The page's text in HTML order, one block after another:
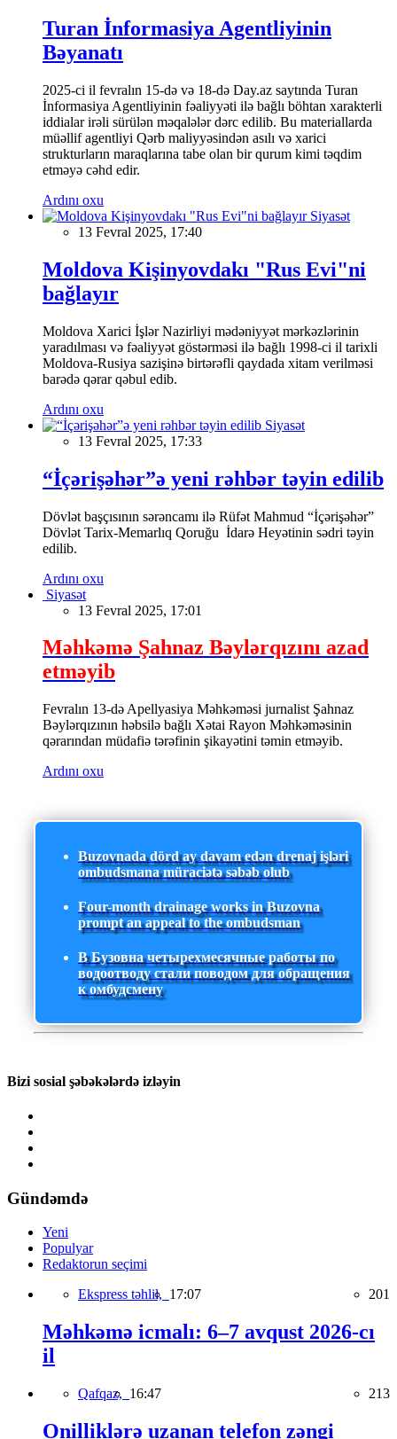
Turan İnformasiya Agentliyinin
Bəyanatı
2025-ci il fevralın 15-də və 18-də Day.az saytında Turan
İnformasiya Agentliyinin fəaliyyəti ilə bağlı böhtan xarakterli
iddialar irəli sürülən məqalələr dərc edilib. Bu materiallarda
müəllif agentliyi Qərb maliyyəsindən asılı və xarici
strukturların maraqlarına tabe olan bir qurum kimi təqdim
etməyə cəhd edir.
Ardını oxu
Siyasət
13 Fevral 2025, 17:40
Moldova Kişinyovdakı "Rus Evi"ni
bağlayır
Moldova Xarici İşlər Nazirliyi mədəniyyət mərkəzlərinin
yaradılması və fəaliyyət göstərməsi ilə bağlı 1998-ci il tarixli
Moldova-Rusiya sazişinə birtərəfli qaydada xitam verilməsi
barədə qərar qəbul edib.
Ardını oxu
Siyasət
13 Fevral 2025, 17:33
“İçərişəhər”ə yeni rəhbər təyin edilib
Dövlət başçısının sərəncamı ilə Rüfət Mahmud “İçərişəhər”
Dövlət Tarix-Memarlıq Qoruğu İdarə Heyətinin sədri təyin
edilib.
Ardını oxu
Siyasət
13 Fevral 2025, 17:01
Məhkəmə Şahnaz Bəylərqızını azad
etməyib
Fevralın 13-də Apellyasiya Məhkəməsi jurnalist Şahnaz
Bəylərqızının həbsilə bağlı Xətai Rayon Məhkəməsinin
qərarından müdafiə tərəfinin şikayətini təmin etməyib.
Ardını oxu
Buzovnada dörd ay davam edən drenaj işləri
ombudsmana müraciətə səbəb olub
Four-month drainage works in Buzovna
prompt an appeal to the ombudsman
В Бузовна четырехмесячные работы по
водоотводу стали поводом для обращения
к омбудсмену
Bizi sosial şəbəkələrdə izləyin
Gündəmdə
Yeni
Populyar
Redaktorun seçimi
Ekspress təhlil, 17:07 201
Məhkəmə icmalı: 6–7 avqust 2026-cı
il
Qafqaz, 16:47 213
Onilliklərə uzanan telefon zəngi